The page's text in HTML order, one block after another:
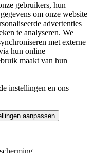
gebruikers, hun
om onze website
advertenties
te analyseren. We
met externe
hun online
maakt van hun
instellingen en ons
aanpassen